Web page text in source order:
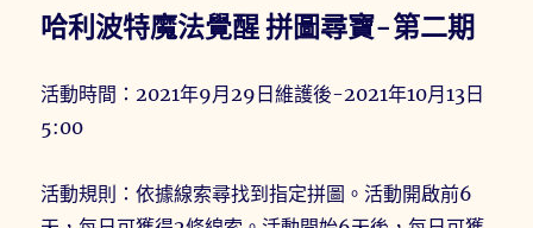
哈利波特魔法覺醒 拼圖尋寶-第二期
活動時間：2021年9月29日維護後-2021年10月13日
5:00
活動規則：依據線索尋找到指定拼圖。活動開啟前6